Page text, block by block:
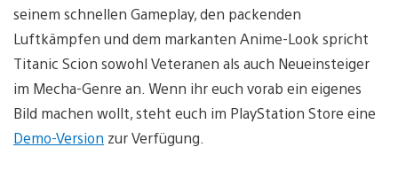
seinem schnellen Gameplay, den packenden
Luftkämpfen und dem markanten Anime-Look spricht
Titanic Scion sowohl Veteranen als auch Neueinsteiger
im Mecha-Genre an. Wenn ihr euch vorab ein eigenes
Bild machen wollt, steht euch im PlayStation Store eine
Demo-Version zur Verfügung.